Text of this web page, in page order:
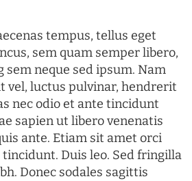
tempus, tellus eget
sem quam semper libero,
sem neque sed ipsum. Nam
vel, luctus pulvinar, hendrerit
nec odio et ante tincidunt
sapien ut libero venenatis
ante. Etiam sit amet orci
Duis leo. Sed fringilla
Donec sodales sagittis